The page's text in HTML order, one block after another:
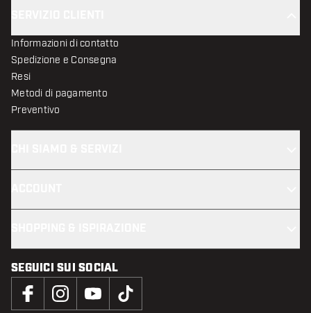
Informazioni di contatto
Spedizione e Consegna
Resi
Metodi di pagamento
Preventivo
SEGUICI SUI SOCIAL